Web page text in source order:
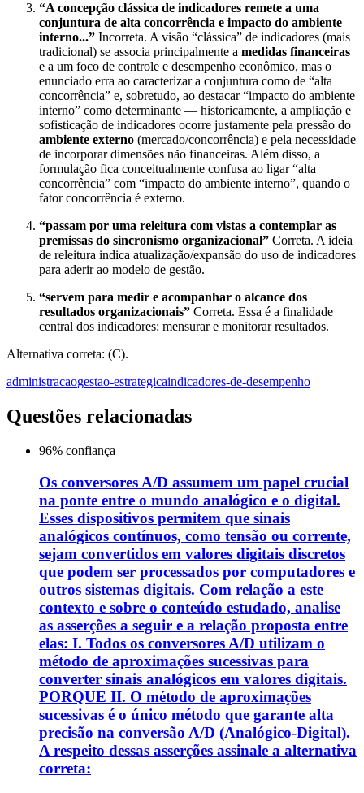
“A concepção clássica de indicadores remete a uma
conjuntura de alta concorrência e impacto do ambiente
interno...” Incorreta. A visão “clássica” de indicadores (mais
tradicional) se associa principalmente a medidas financeiras
e a um foco de controle e desempenho econômico, mas o
enunciado erra ao caracterizar a conjuntura como de “alta
concorrência” e, sobretudo, ao destacar “impacto do ambiente
interno” como determinante — historicamente, a ampliação e
sofisticação de indicadores ocorre justamente pela pressão do
ambiente externo (mercado/concorrência) e pela necessidade
de incorporar dimensões não financeiras. Além disso, a
formulação fica conceitualmente confusa ao ligar “alta
concorrência” com “impacto do ambiente interno”, quando o
fator concorrência é externo.
“passam por uma releitura com vistas a contemplar as
premissas do sincronismo organizacional” Correta. A ideia
de releitura indica atualização/expansão do uso de indicadores
para aderir ao modelo de gestão.
“servem para medir e acompanhar o alcance dos
resultados organizacionais” Correta. Essa é a finalidade
central dos indicadores: mensurar e monitorar resultados.
Alternativa correta: (C).
administracaogestao-estrategicaindicadores-de-desempenho
Questões relacionadas
96% confiança
Os conversores A/D assumem um papel crucial
na ponte entre o mundo analógico e o digital.
Esses dispositivos permitem que sinais
analógicos contínuos, como tensão ou corrente,
sejam convertidos em valores digitais discretos
que podem ser processados por computadores e
outros sistemas digitais. Com relação a este
contexto e sobre o conteúdo estudado, analise
as asserções a seguir e a relação proposta entre
elas: I. Todos os conversores A/D utilizam o
método de aproximações sucessivas para
converter sinais analógicos em valores digitais.
PORQUE II. O método de aproximações
sucessivas é o único método que garante alta
precisão na conversão A/D (Analógico-Digital).
A respeito dessas asserções assinale a alternativa
correta: